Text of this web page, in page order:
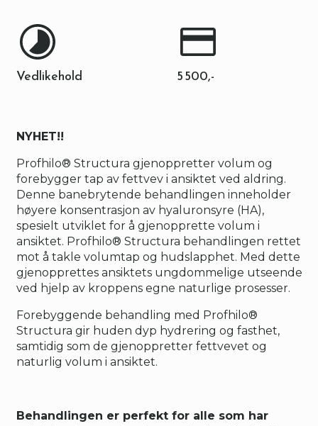
Vedlikehold 5 500,-
NYHET!!
Profhilo® Structura gjenoppretter volum og
forebygger tap av fettvev i ansiktet ved aldring.
Denne banebrytende behandlingen inneholder
høyere konsentrasjon av hyaluronsyre (HA),
spesielt utviklet for å gjenopprette volum i
ansiktet. Profhilo® Structura behandlingen rettet
mot å takle volumtap og hudslapphet. Med dette
gjenopprettes ansiktets ungdommelige utseende
ved hjelp av kroppens egne naturlige prosesser.
Forebyggende behandling med Profhilo®
Structura gir huden dyp hydrering og fasthet,
samtidig som de gjenoppretter fettvevet og
naturlig volum i ansiktet.
Behandlingen er perfekt for alle som har